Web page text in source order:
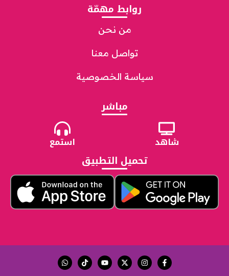
روابط مهمّة
من نحن
تواصل معنا
سياسة الخصوصية
مباشر
شاهد استمع
تحميل التطبيق